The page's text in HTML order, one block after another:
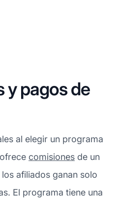
y pagos de
al elegir un programa
comisiones de un
afiliados ganan solo
El programa tiene una